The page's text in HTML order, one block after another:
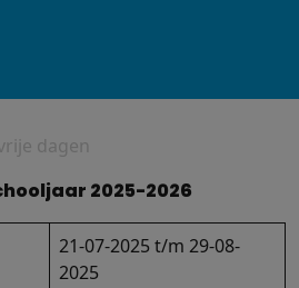
dagen
2025-2026
21-07-2025 t/m 29-08-
2025